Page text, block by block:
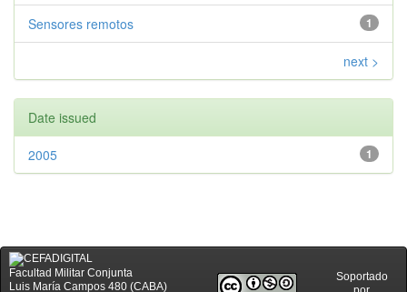
1
Sensores remotos
next >
Date issued
1
2005
Facultad Militar Conjunta
Luis María Campos 480 (CABA)
Soportado